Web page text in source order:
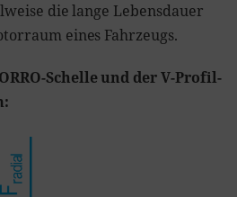
die lange Lebensdauer
eines Fahrzeugs.
Schelle und der V-Profil-